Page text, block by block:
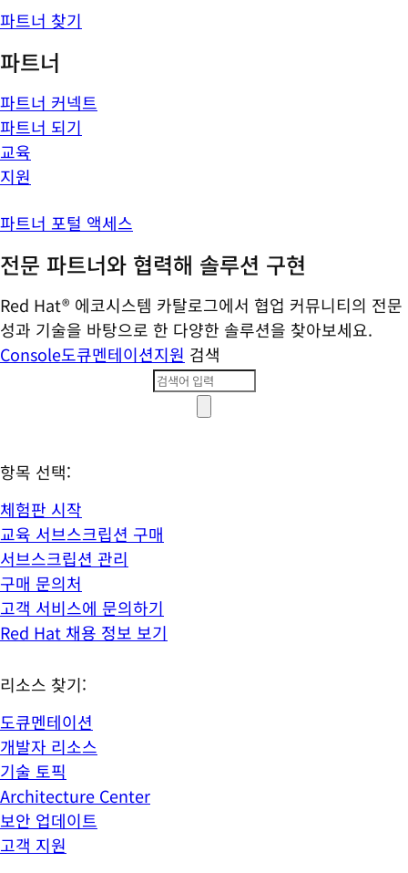
파트너 찾기
파트너
파트너 커넥트
파트너 되기
교육
지원
파트너 포털 액세스
전문 파트너와 협력해 솔루션 구현
Red Hat® 에코시스템 카탈로그에서 협업 커뮤니티의 전문
성과 기술을 바탕으로 한 다양한 솔루션을 찾아보세요.
Console도큐멘테이션지원 검색
항목 선택:
체험판 시작
교육 서브스크립션 구매
서브스크립션 관리
구매 문의처
고객 서비스에 문의하기
Red Hat 채용 정보 보기
리소스 찾기:
도큐멘테이션
개발자 리소스
기술 토픽
Architecture Center
보안 업데이트
고객 지원